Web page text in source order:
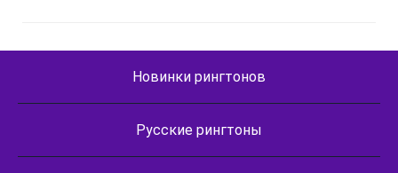
Новинки рингтонов
Русские рингтоны